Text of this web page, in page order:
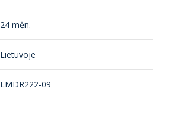
24 mėn.
Lietuvoje
LMDR222-09